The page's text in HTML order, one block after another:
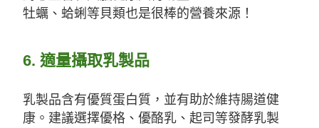
牡蠣、蛤蜊等貝類也是很棒的營養來源！
6. 適量攝取乳製品
乳製品含有優質蛋白質，並有助於維持腸道健
康。建議選擇優格、優酪乳、起司等發酵乳製